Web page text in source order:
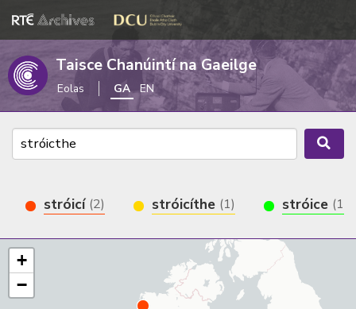
Taisce Chanúintí na Gaeilge
Eolas GA EN
stróicí (2) stróicíthe (1) stróice (1)
+
−